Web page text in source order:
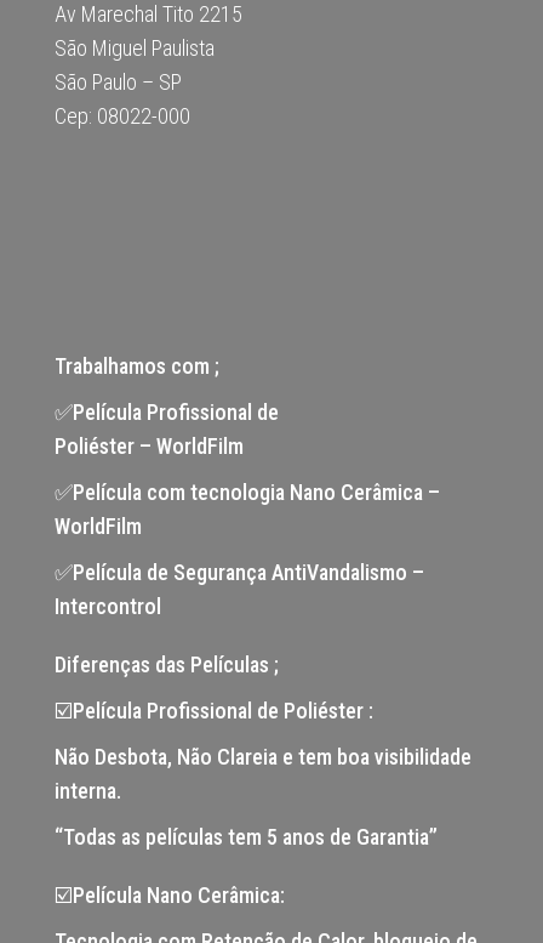
Av Marechal Tito 2215
São Miguel Paulista
São Paulo – SP
Cep: 08022-000
Trabalhamos com ;
✅Película Profissional de
Poliéster – WorldFilm
✅Película com tecnologia Nano Cerâmica –
WorldFilm
✅Película de Segurança AntiVandalismo –
Intercontrol
Diferenças das Películas ;
☑️Película Profissional de Poliéster :
Não Desbota, Não Clareia e tem boa visibilidade
interna.
“Todas as películas tem 5 anos de Garantia”
☑️Película Nano Cerâmica: